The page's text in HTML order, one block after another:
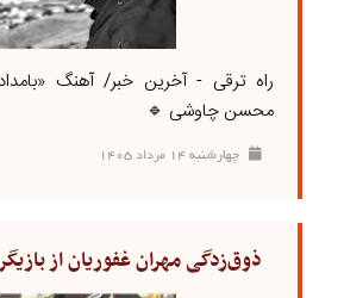
راه ترقی - آخرین خبر/ آهنگ
محسن چاوشی 🔹
چهارشنبه ۱۴ مرداد ۱۴۰۵
ذوق‌زدگی مهران غفوریان از